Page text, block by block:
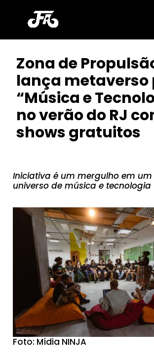
Zona de
lança metaverso
“Música e
no verão do RJ
shows gratuitos
Iniciativa é um mergulho em
universo de música e tecnologia
Foto: Mídia NINJA